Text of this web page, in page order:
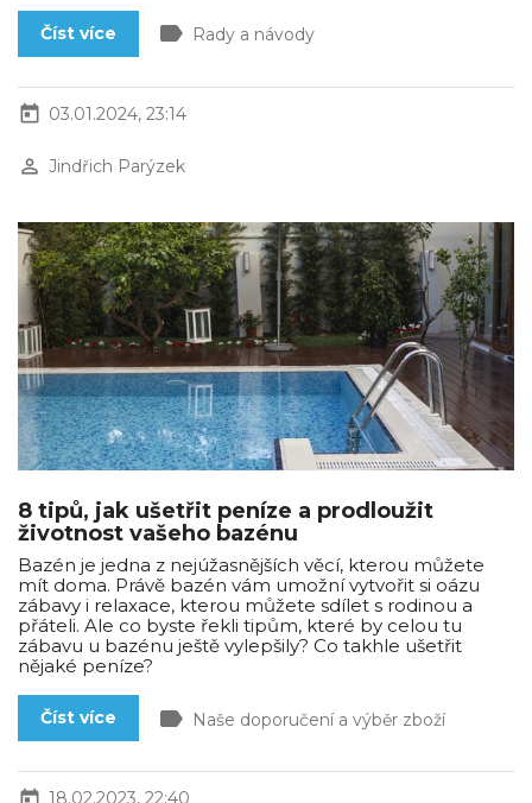
Číst více label Rady a návody
today 03.01.2024, 23:14
perm_identity Jindřich Parýzek
8 tipů, jak ušetřit peníze a prodloužit
životnost vašeho bazénu
Bazén je jedna z nejúžasnějších věcí, kterou můžete
mít doma. Právě bazén vám umožní vytvořit si oázu
zábavy i relaxace, kterou můžete sdílet s rodinou a
přáteli. Ale co byste řekli tipům, které by celou tu
zábavu u bazénu ještě vylepšily? Co takhle ušetřit
nějaké peníze?
Číst více label Naše doporučení a výběr zboží
18.02.2023, 22:40